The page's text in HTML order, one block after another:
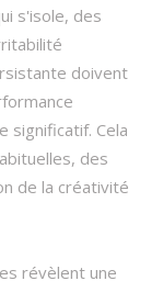
s'isole, des
doivent
significatif. Cela
des
de la créativité
révèlent une